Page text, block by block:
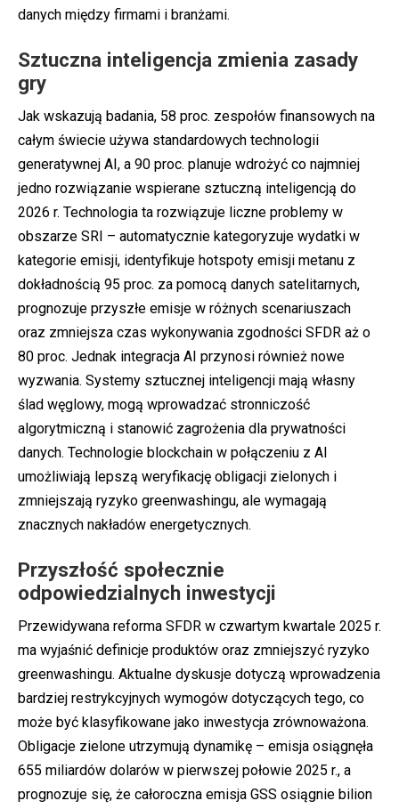
danych między firmami i branżami.
Sztuczna inteligencja zmienia zasady
gry
Jak wskazują badania, 58 proc. zespołów finansowych na
całym świecie używa standardowych technologii
generatywnej AI, a 90 proc. planuje wdrożyć co najmniej
jedno rozwiązanie wspierane sztuczną inteligencją do
2026 r. Technologia ta rozwiązuje liczne problemy w
obszarze SRI – automatycznie kategoryzuje wydatki w
kategorie emisji, identyfikuje hotspoty emisji metanu z
dokładnością 95 proc. za pomocą danych satelitarnych,
prognozuje przyszłe emisje w różnych scenariuszach
oraz zmniejsza czas wykonywania zgodności SFDR aż o
80 proc. Jednak integracja AI przynosi również nowe
wyzwania. Systemy sztucznej inteligencji mają własny
ślad węglowy, mogą wprowadzać stronniczość
algorytmiczną i stanowić zagrożenia dla prywatności
danych. Technologie blockchain w połączeniu z AI
umożliwiają lepszą weryfikację obligacji zielonych i
zmniejszają ryzyko greenwashingu, ale wymagają
znacznych nakładów energetycznych.
Przyszłość społecznie
odpowiedzialnych inwestycji
Przewidywana reforma SFDR w czwartym kwartale 2025 r.
ma wyjaśnić definicje produktów oraz zmniejszyć ryzyko
greenwashingu. Aktualne dyskusje dotyczą wprowadzenia
bardziej restrykcyjnych wymogów dotyczących tego, co
może być klasyfikowane jako inwestycja zrównoważona.
Obligacje zielone utrzymują dynamikę – emisja osiągnęła
655 miliardów dolarów w pierwszej połowie 2025 r., a
prognozuje się, że całoroczna emisja GSS osiągnie bilion